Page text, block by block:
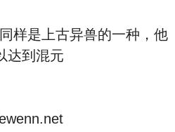
古异兽的一种，他
达到混元